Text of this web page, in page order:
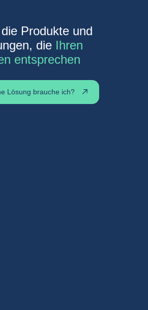
Produkte und
die Ihren
entsprechen
Lösung brauche ich?